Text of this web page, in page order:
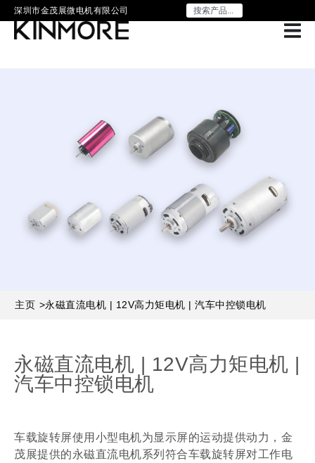
深圳市金茂展微电机有限公司
主页 >永磁直流电机 | 12V高力矩电机 | 汽车中控锁电机
永磁直流电机 | 12V高力矩电机 |
汽车中控锁电机
车载旋转屏使用小型电机为显示屏的运动提供动力，金
茂展提供的永磁直流电机系列符合车载旋转屏对工作电